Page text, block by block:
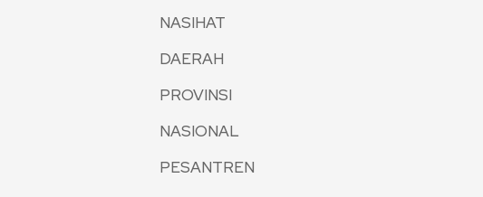
NASIHAT
DAERAH
PROVINSI
NASIONAL
PESANTREN